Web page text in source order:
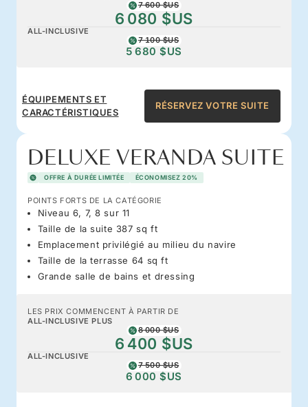
7 600 $US
6 080 $US
ALL-INCLUSIVE
7 100 $US
5 680 $US
ÉQUIPEMENTS ET
CARACTÉRISTIQUES
RÉSERVEZ VOTRE SUITE
DELUXE VERANDA SUITE
OFFRE À DURÉE LIMITÉE ÉCONOMISEZ 20%
POINTS FORTS DE LA CATÉGORIE
Niveau 6, 7, 8 sur 11
Taille de la suite 387 sq ft
Emplacement privilégié au milieu du navire
Taille de la terrasse 64 sq ft
Grande salle de bains et dressing
LES PRIX COMMENCENT À PARTIR DE
ALL-INCLUSIVE PLUS
8 000 $US
6 400 $US
ALL-INCLUSIVE
7 500 $US
6 000 $US